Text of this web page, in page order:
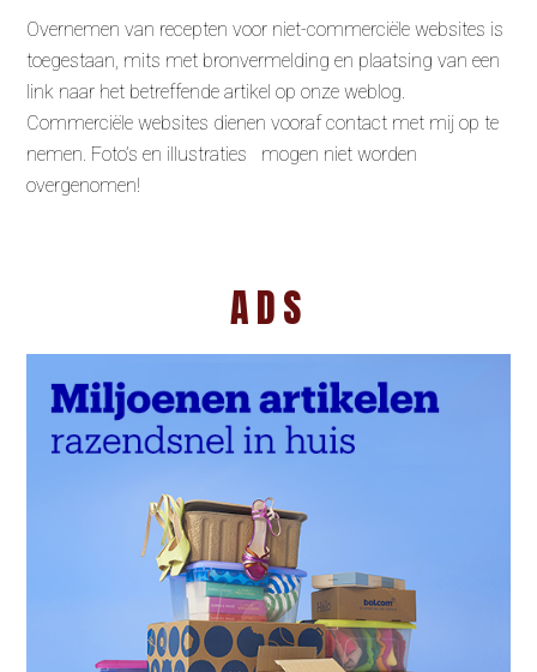
Overnemen van recepten voor niet-commerciële websites is
toegestaan, mits met bronvermelding en plaatsing van een
link naar het betreffende artikel op onze weblog.
Commerciële websites dienen vooraf contact met mij op te
nemen. Foto’s en illustraties mogen niet worden
overgenomen!
ADS